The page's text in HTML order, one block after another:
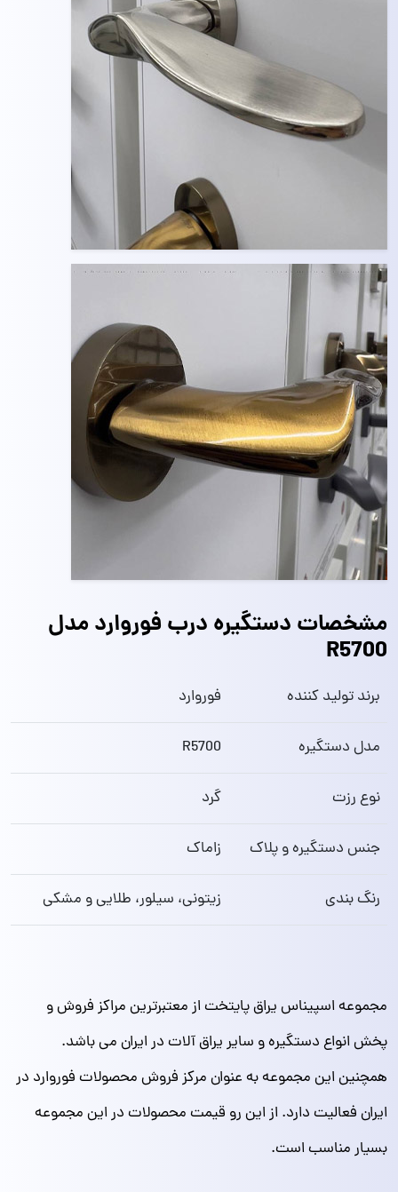
مشخصات دستگیره درب فوروارد مدل
R5700
برند تولید کننده فوروارد
مدل دستگیره R5700
نوع رزت گرد
جنس دستگیره و پلاک زاماک
رنگ بندی زیتونی، سیلور، طلایی و مشکی
مجموعه اسپیناس یراق پایتخت از معتبرترین مراکز فروش و
پخش انواع دستگیره و سایر یراق آلات در ایران می باشد.
همچنین این مجموعه به عنوان مرکز فروش محصولات فوروارد در
ایران فعالیت دارد. از این رو قیمت محصولات در این مجموعه
بسیار مناسب است.